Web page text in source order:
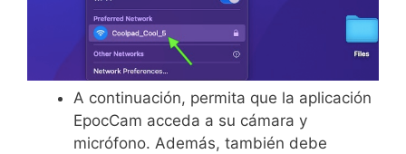
A continuación, permita que la aplicación
EpocCam acceda a su cámara y
micrófono. Además, también debe